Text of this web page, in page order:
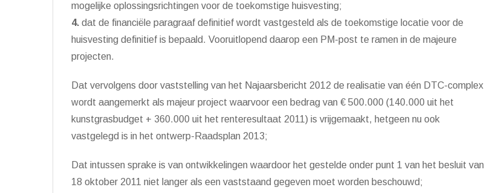
mogelijke oplossingsrichtingen voor de toekomstige huisvesting;
4. dat de financiële paragraaf definitief wordt vastgesteld als de toekomstige locatie voor de
huisvesting definitief is bepaald. Vooruitlopend daarop een PM-post te ramen in de majeure
projecten.
Dat vervolgens door vaststelling van het Najaarsbericht 2012 de realisatie van één DTC-complex
wordt aangemerkt als majeur project waarvoor een bedrag van € 500.000 (140.000 uit het
kunstgrasbudget + 360.000 uit het renteresultaat 2011) is vrijgemaakt, hetgeen nu ook
vastgelegd is in het ontwerp-Raadsplan 2013;
Dat intussen sprake is van ontwikkelingen waardoor het gestelde onder punt 1 van het besluit van
18 oktober 2011 niet langer als een vaststaand gegeven moet worden beschouwd;